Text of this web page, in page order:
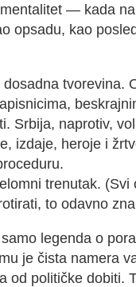
— kada
opsadu, kao
tvorevina.
Srbija, naprotiv,
izdaje, heroje i
trenutak.
to odavno
legenda o
je čista namera
od političke dobiti.